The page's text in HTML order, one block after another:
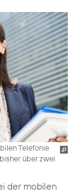
Telefonie
über zwei
der mobilen